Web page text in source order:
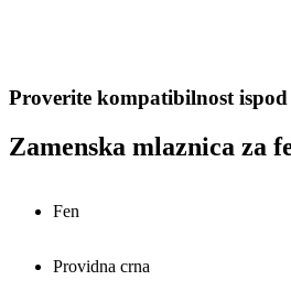
Proverite kompatibilnost ispod
Zamenska mlaznica za
Fen
Providna crna